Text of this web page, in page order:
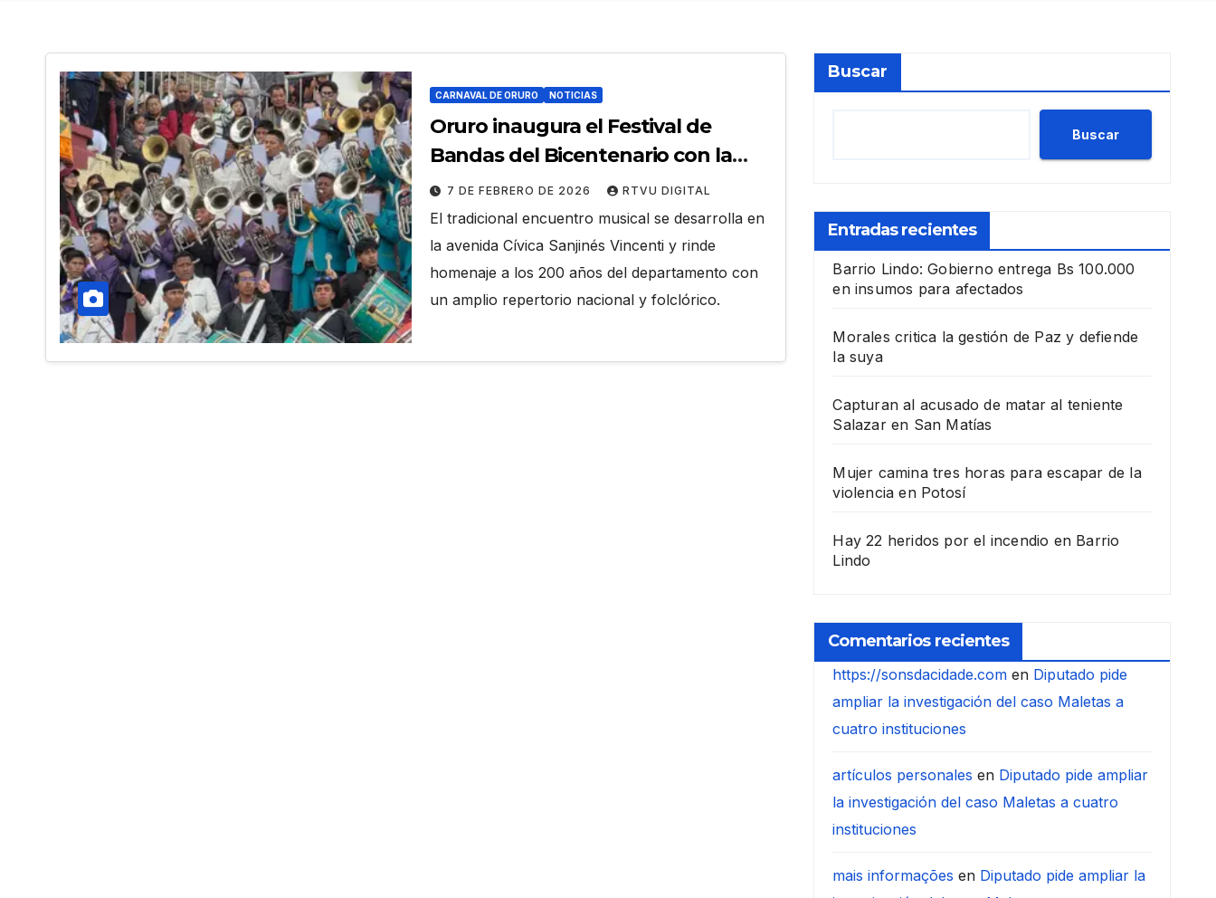
CARNAVAL DE ORURO NOTICIAS
Oruro inaugura el Festival de
Bandas del Bicentenario con la
participación de 6.000 músicos
7 DE FEBRERO DE 2026 RTVU DIGITAL
El tradicional encuentro musical se desarrolla en
la avenida Cívica Sanjinés Vincenti y rinde
homenaje a los 200 años del departamento con
un amplio repertorio nacional y folclórico.
Buscar
Buscar
Entradas recientes
Barrio Lindo: Gobierno entrega Bs 100.000
en insumos para afectados
Morales critica la gestión de Paz y defiende
la suya
Capturan al acusado de matar al teniente
Salazar en San Matías
Mujer camina tres horas para escapar de la
violencia en Potosí
Hay 22 heridos por el incendio en Barrio
Lindo
Comentarios recientes
https://sonsdacidade.com en Diputado pide
ampliar la investigación del caso Maletas a
cuatro instituciones
artículos personales en Diputado pide ampliar
la investigación del caso Maletas a cuatro
instituciones
mais informações en Diputado pide ampliar la